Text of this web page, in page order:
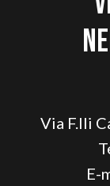
Via F.lli
E-